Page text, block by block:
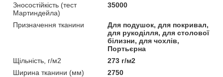
Зносостійкість (тест
Мартиндейла)
35000
Призначення тканини
Для подушок, для покривал,
для рукоділля, для столової
білизни, для чохлів,
Портьєрна
Щільність, г/м2
273 г/м2
Ширина тканини (мм)
2750